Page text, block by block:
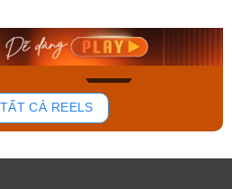
Mua ngay
CẢ REELS